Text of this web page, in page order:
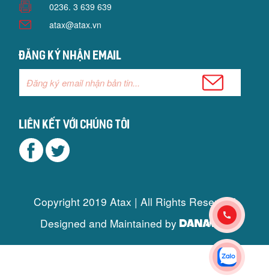
0236. 3 639 639
atax@atax.vn
Đăng ký nhận email
Liên kết với chúng tôi
Copyright 2019 Atax | All Rights Reserved
Designed and Maintained by